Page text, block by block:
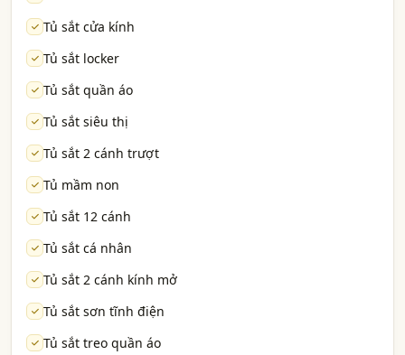
Tủ sắt cửa kính
Tủ sắt locker
Tủ sắt quần áo
Tủ sắt siêu thị
Tủ sắt 2 cánh trượt
Tủ mầm non
Tủ sắt 12 cánh
Tủ sắt cá nhân
Tủ sắt 2 cánh kính mở
Tủ sắt sơn tĩnh điện
Tủ sắt treo quần áo